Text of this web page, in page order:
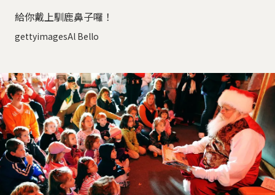
給你戴上馴鹿鼻子囉！
gettyimagesAl Bello